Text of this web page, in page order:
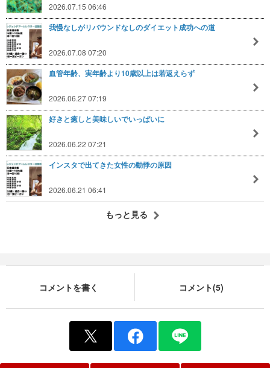
2026.07.15 06:46
我慢なしがリバウンドなしのダイエット成功への道
2026.07.08 07:20
血管年齢、実年齢より10歳以上は若返えらず
2026.06.27 07:19
好きと癒しと美味しいでいっぱいに
2026.06.22 07:21
インスタで出てきた女性の動悸の原因
2026.06.21 06:41
もっと見る
コメントを書く コメント(5)